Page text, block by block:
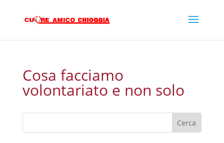
Cosa facciamo
volontariato e non solo
Cerca